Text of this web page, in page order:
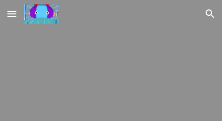
Skip to main content Skip to navigation